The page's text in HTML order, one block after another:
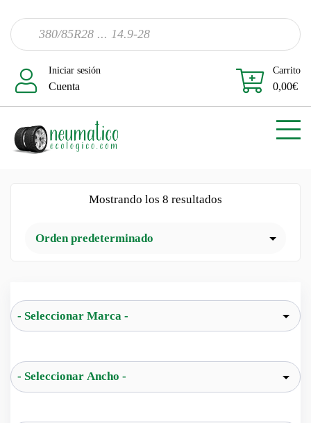
Iniciar sesión
Cuenta
Carrito
0,00€
Mostrando los 8 resultados